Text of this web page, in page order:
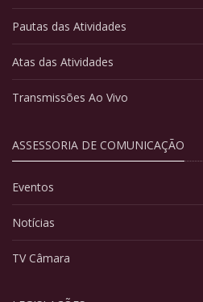
Pautas das Atividades
Atas das Atividades
Transmissões Ao Vivo
ASSESSORIA DE COMUNICAÇÃO
Eventos
Notícias
TV Câmara